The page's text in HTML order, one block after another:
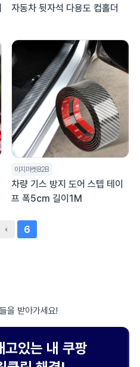
자동차 뒷자석 다용도 컵홀더
이지마켓B2B
차량 기스 방지 도어 스텝 테이
프 폭5cm 길이1M
6
을 받아가세요!
있는 내 쿠팡